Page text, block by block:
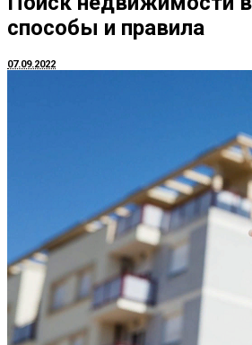
способы и правила
07.09.2022